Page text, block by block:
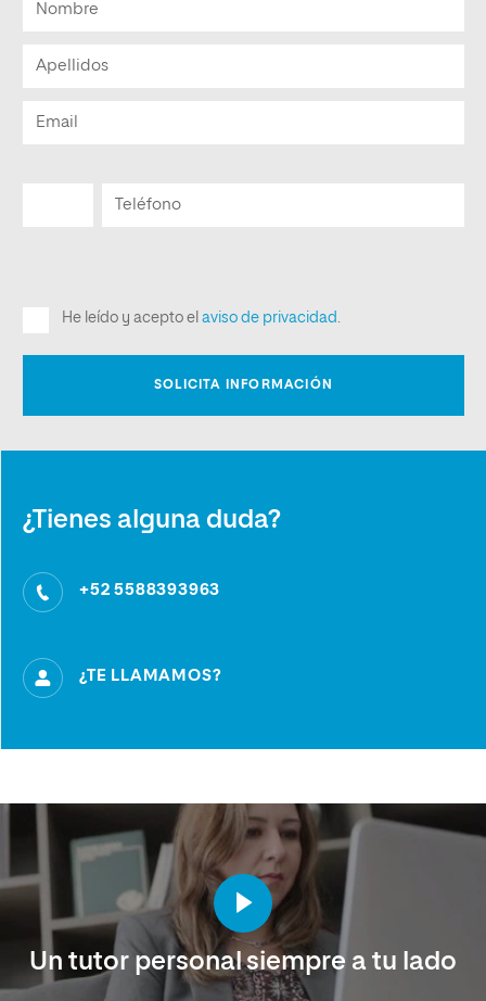
¿Tienes alguna duda?
+52 5588393963
¿TE LLAMAMOS?
Un tutor personal siempre a tu lado